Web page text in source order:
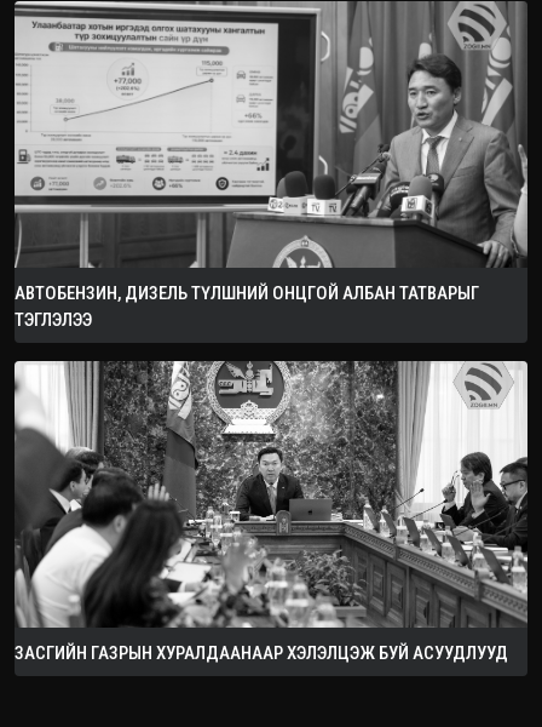
АВТОБЕНЗИН, ДИЗЕЛЬ ТҮЛШНИЙ ОНЦГОЙ АЛБАН ТАТВАРЫГ
ТЭГЛЭЛЭЭ
ЗАСГИЙН ГАЗРЫН ХУРАЛДААНААР ХЭЛЭЛЦЭЖ БУЙ АСУУДЛУУД